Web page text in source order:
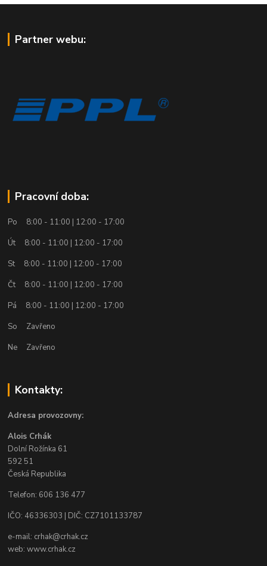
Partner webu:
Pracovní doba:
Po 8:00 - 11:00 | 12:00 - 17:00
Út 8:00 - 11:00 | 12:00 - 17:00
St 8:00 - 11:00 | 12:00 - 17:00
Čt 8:00 - 11:00 | 12:00 - 17:00
Pá 8:00 - 11:00 | 12:00 - 17:00
So Zavřeno
Ne Zavřeno
Kontakty:
Adresa provozovny:
Alois Crhák
Dolní Rožínka 61
592 51
Česká Republika
Telefon: 606 136 477
IČO: 46336303 | DIČ: CZ7101133787
e-mail: crhak@crhak.cz
web: www.crhak.cz